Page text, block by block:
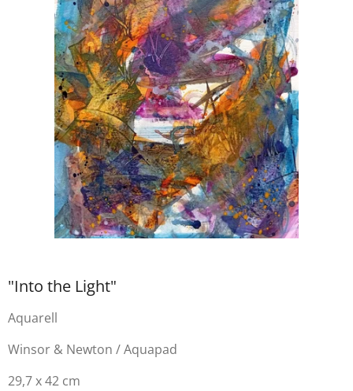
"Into the Light"
Aquarell
Winsor & Newton / Aquapad
29,7 x 42 cm